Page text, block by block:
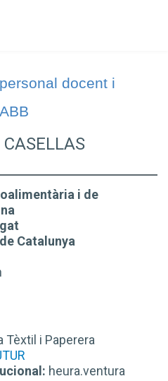
docent i
i de
Catalunya
Tèxtil i Paperera
heura.ventura